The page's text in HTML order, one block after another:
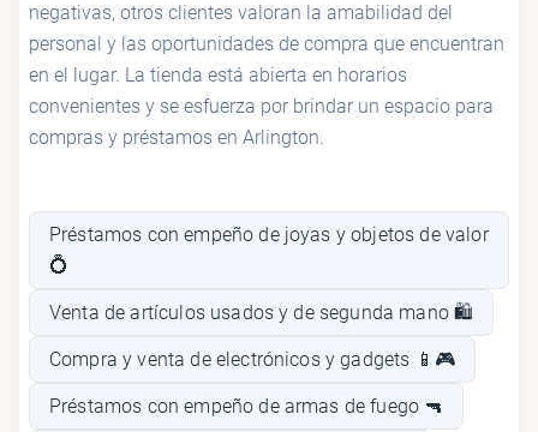
negativas, otros clientes valoran la amabilidad del
personal y las oportunidades de compra que encuentran
en el lugar. La tienda está abierta en horarios
convenientes y se esfuerza por brindar un espacio para
compras y préstamos en Arlington.
Préstamos con empeño de joyas y objetos de valor
💍
Venta de artículos usados y de segunda mano 🛍️
Compra y venta de electrónicos y gadgets 📱🎮
Préstamos con empeño de armas de fuego 🔫